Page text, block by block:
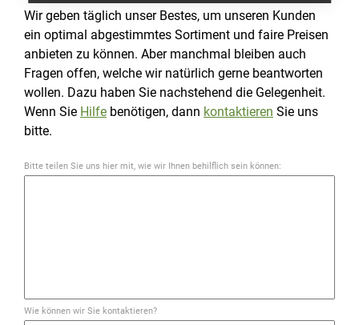
Wir geben täglich unser Bestes, um unseren Kunden
ein optimal abgestimmtes Sortiment und faire Preisen
anbieten zu können. Aber manchmal bleiben auch
Fragen offen, welche wir natürlich gerne beantworten
wollen. Dazu haben Sie nachstehend die Gelegenheit.
Wenn Sie Hilfe benötigen, dann kontaktieren Sie uns
bitte.
Bitte teilen Sie uns hier mit, wie wir Ihnen behilflich sein können:
Wie können wir Sie kontaktieren?